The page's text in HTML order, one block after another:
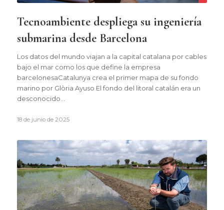
Tecnoambiente despliega su ingeniería
submarina desde Barcelona
Los datos del mundo viajan a la capital catalana por cables
bajo el mar como los que define la empresa
barcelonesaCatalunya crea el primer mapa de su fondo
marino por Glòria Ayuso El fondo del litoral catalán era un
desconocido…
18 de junio de 2025